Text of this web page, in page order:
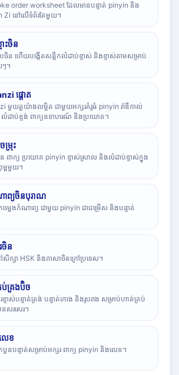
order worksheet ដែលមានបន្ទាត់ pinyin និង
Zi នៅលើទំព័រតែមួយ។
ះចិន
ចិន ហើយបង្កើតសន្លឹកលំដាប់ខ្ទាស់ និងខ្ទាស់តាមសម្រាប់
។
ផ្តោត
មួយតួយ៉ាងលម្អិត ជាមួយអក្សរគំរូធំ pinyin រ៉ាឌីកាល់
ធ លំដាប់ខ្ទង់ ពាក្យឧទាហរណ៍ និងប្រយោគ។
ម្រុះ
ន ពាក្យ ប្រយោគ pinyin ខ្ទាស់ស្រាល និងលំដាប់ខ្ទាស់ក្នុង
ម្ពមួយ។
ព្យចិនបុរាណ
ចម្លងកំណាព្យ ជាមួយ pinyin ជាជម្រើស និងបន្ទាត់
ចិន
ក្សា HSK និងភាសាចិនក្រៅប្រទេស។
គ្រងប៊ិច
ខ្ទាស់បន្ទាត់ត្រង់ បន្ទាត់កោង និងរូបរាង សម្រាប់ហាត់គ្រប់
នសរសេរ។
េខ
បួនបន្ទាត់សម្រាប់អក្សរ ពាក្យ pinyin និងលេខ។